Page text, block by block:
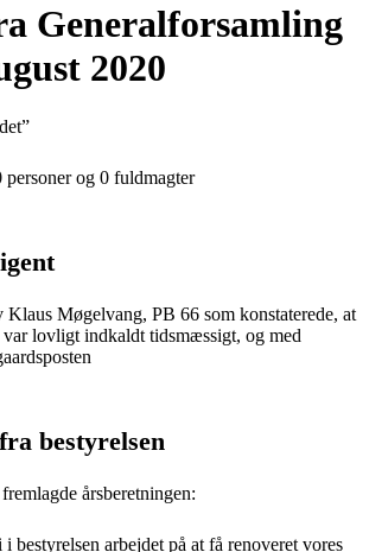
Generalforsamling
2020
og 0 fuldmagter
Møgelvang, PB 66 som konstaterede, at
var lovligt indkaldt tidsmæssigt, og med
bestyrelsen
årsberetningen:
i bestyrelsen arbejdet på at få renoveret vores